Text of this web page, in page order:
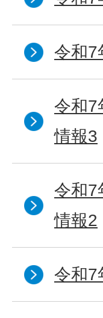
令和7
令和7
情報3
令和7
情報2
令和7